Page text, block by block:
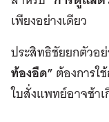
เพียงอย่างเดียว
ประสิทธิชัยยกตัวอย่
ท้องอืด”ต้องการใ
ใบสั่งแพทย์อาจช้าเ